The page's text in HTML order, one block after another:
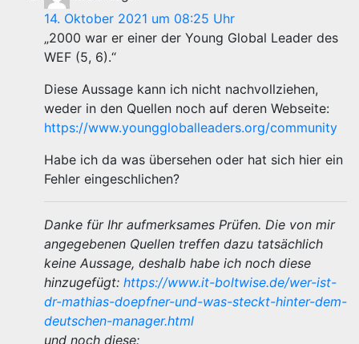
14. Oktober 2021 um 08:25 Uhr
„2000 war er einer der Young Global Leader des
WEF (5, 6).“
Diese Aussage kann ich nicht nachvollziehen,
weder in den Quellen noch auf deren Webseite:
https://www.younggloballeaders.org/community
Habe ich da was übersehen oder hat sich hier ein
Fehler eingeschlichen?
Danke für Ihr aufmerksames Prüfen. Die von mir
angegebenen Quellen treffen dazu tatsächlich
keine Aussage, deshalb habe ich noch diese
hinzugefügt: https://www.it-boltwise.de/wer-ist-
dr-mathias-doepfner-und-was-steckt-hinter-dem-
deutschen-manager.html
und noch diese: